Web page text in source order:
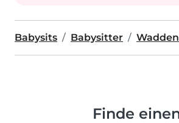
Babysits Babysitter
Finde